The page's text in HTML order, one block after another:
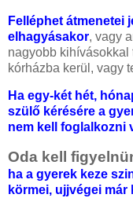
Felléphet átmenetei
elhagyásakor, vagy
nagyobb kihívásokkal
kórházba kerül, vagy
Ha egy-két hét,
szülő kérésére a
nem kell foglalkozni
Oda kell
ha a gyerek keze
körmei, ujjvégei már